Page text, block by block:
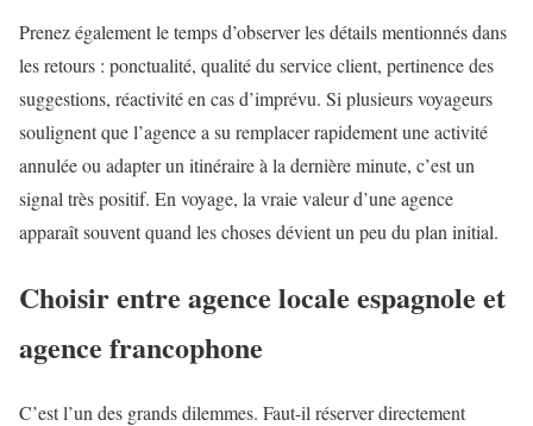
Prenez également le temps d’observer les détails mentionnés dans
les retours : ponctualité, qualité du service client, pertinence des
suggestions, réactivité en cas d’imprévu. Si plusieurs voyageurs
soulignent que l’agence a su remplacer rapidement une activité
annulée ou adapter un itinéraire à la dernière minute, c’est un
signal très positif. En voyage, la vraie valeur d’une agence
apparaît souvent quand les choses dévient un peu du plan initial.
Choisir entre agence locale espagnole et
agence francophone
C’est l’un des grands dilemmes. Faut-il réserver directement